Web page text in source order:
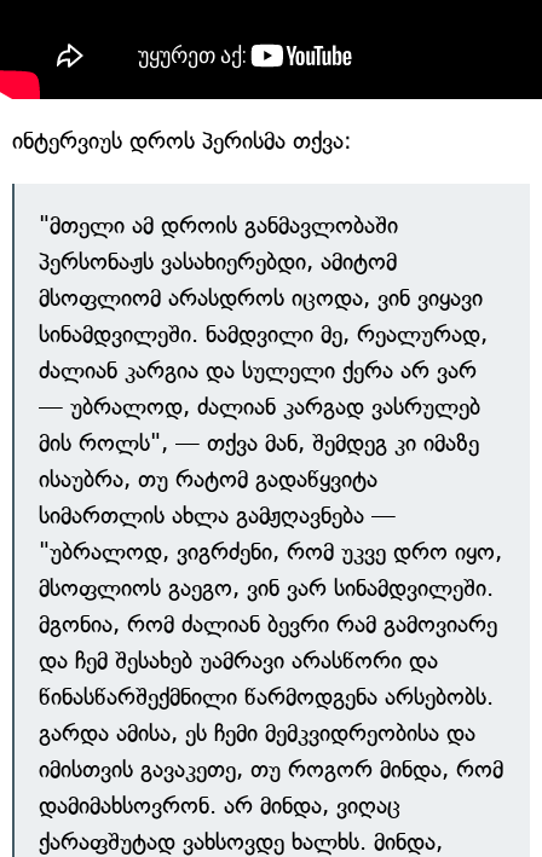
ინტერვიუს დროს პერისმა თქვა:
"მთელი ამ დროის განმავლობაში
პერსონაჟს ვასახიერებდი, ამიტომ
მსოფლიომ არასდროს იცოდა, ვინ ვიყავი
სინამდვილეში. ნამდვილი მე, რეალურად,
ძალიან კარგია და სულელი ქერა არ ვარ
— უბრალოდ, ძალიან კარგად ვასრულებ
მის როლს", — თქვა მან, შემდეგ კი იმაზე
ისაუბრა, თუ რატომ გადაწყვიტა
სიმართლის ახლა გამჟღავნება —
"უბრალოდ, ვიგრძენი, რომ უკვე დრო იყო,
მსოფლიოს გაეგო, ვინ ვარ სინამდვილეში.
მგონია, რომ ძალიან ბევრი რამ გამოვიარე
და ჩემ შესახებ უამრავი არასწორი და
წინასწარშექმნილი წარმოდგენა არსებობს.
გარდა ამისა, ეს ჩემი მემკვიდრეობისა და
იმისთვის გავაკეთე, თუ როგორ მინდა, რომ
დამიმახსოვრონ. არ მინდა, ვიღაც
ქარაფშუტად ვახსოვდე ხალხს. მინდა,